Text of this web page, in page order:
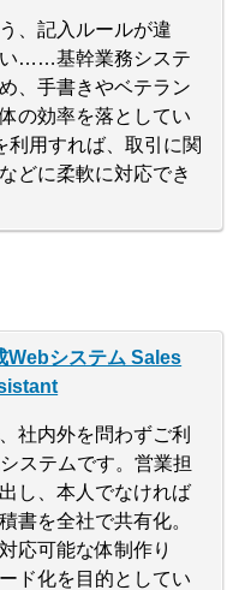
、記入ルールが違
い……基幹業務システ
、手書きやベテラン
の効率を落としてい
利用すれば、取引に関
どに柔軟に対応でき
Webシステム Sales
社内外を問わずご利
ステムです。営業担
し、本人でなければ
書を全社で共有化。
応可能な体制作り
ド化を目的としてい